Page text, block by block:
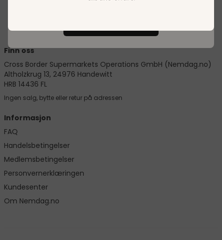
Finn oss
Cross Border Supermarkets Operations GmbH (Nemdag.no)
Altholzkrug 13, 24976 Handewitt
HRB 14436 FL
Ingen salg, bytte eller retur på adressen
Informasjon
FAQ
Handelsbetingelser
Medlemsbetingelser
Personvernerklæringen
Kundesenter
Om Nemdag.no